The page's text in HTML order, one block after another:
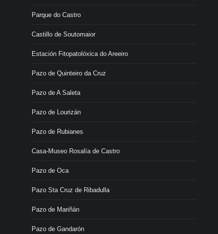
Parque do Castro
Castillo de Soutomaior
Estación Fitopatolóxica do Areeiro
Pazo de Quinteiro da Cruz
Pazo de A Saleta
Pazo de Lourizán
Pazo de Rubianes
Casa-Museo Rosalía de Castro
Pazo de Oca
Pazo Sta Cruz de Ribadulla
Pazo de Mariñán
Pazo de Gandarón